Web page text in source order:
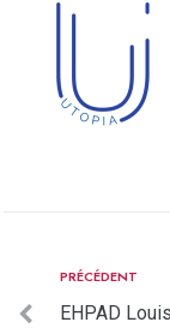
PRÉCÉDENT
EHPAD